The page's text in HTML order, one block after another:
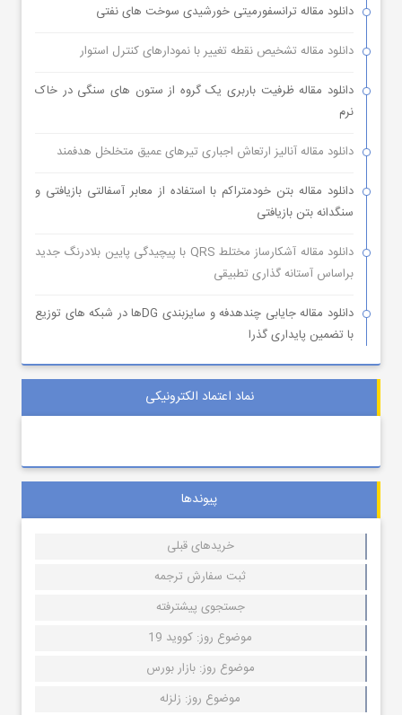
دانلود مقاله ترانسفورمیتی خورشیدی سوخت های نفتی
دانلود مقاله تشخیص نقطه تغییر با نمودارهای کنترل استوار
دانلود مقاله ظرفیت باربری یک گروه از ستون های سنگی در خاک
نرم
دانلود مقاله آنالیز ارتعاش اجباری تیرهای عمیق متخلخل هدفمند
دانلود مقاله بتن خودمتراکم با استفاده از معابر آسفالتی بازیافتی و
سنگدانه بتن بازیافتی
دانلود مقاله آشکارساز مختلط QRS با پیچیدگی پایین بلادرنگ جدید
براساس آستانه گذاری تطبیقی
دانلود مقاله جایابی چندهدفه و سایزبندی DGها در شبکه های توزیع
با تضمین پایداری گذرا
نماد اعتماد الکترونیکی
پیوندها
خریدهای قبلی
ثبت سفارش ترجمه
جستجوی پیشترفته
موضوع روز: کووید 19
موضوع روز: بازار بورس
موضوع روز: زلزله